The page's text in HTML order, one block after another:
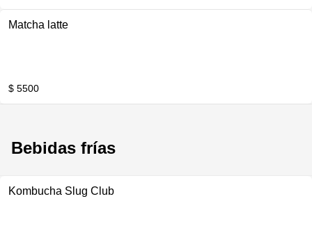
Matcha latte
$ 5500
Bebidas frías
Kombucha Slug Club